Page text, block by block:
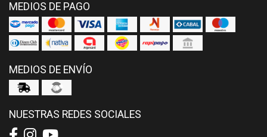
MEDIOS DE PAGO
MEDIOS DE ENVÍO
NUESTRAS REDES SOCIALES